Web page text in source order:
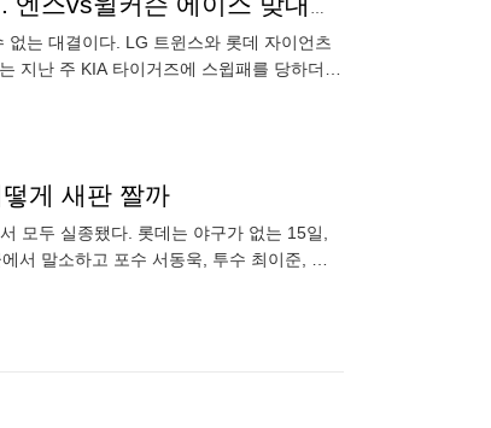
'한 팀은 연패가 이어진다' 1승5패-2연패 LG vs 6연패 롯데. 엔스vs윌커슨 에이스 맞대결[SC 포커스]
는 대결이다. LG 트윈스와 롯데 자이언츠
지난 주 KIA 타이거즈에 스윕패를 당하더니
게 새판 짤까
모두 실종됐다. 롯데는 야구가 없는 15일,
서 말소하고 포수 서동욱, 투수 최이준, 신